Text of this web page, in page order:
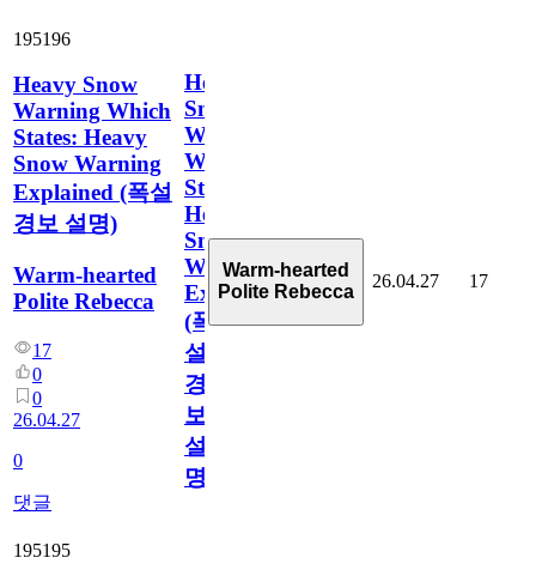
195196
Heavy Snow
Warning Which
States: Heavy
Snow Warning
Explained (폭설
경보 설명)
Warm-hearted
Polite Rebecca
17
0
0
26.04.27
0
댓글
Heavy
Snow
Warning
Which
States:
Heavy
Snow
Warning
Explained
(폭
설
경
보
설
명)
Warm-hearted
Polite Rebecca
26.04.27 17
195195